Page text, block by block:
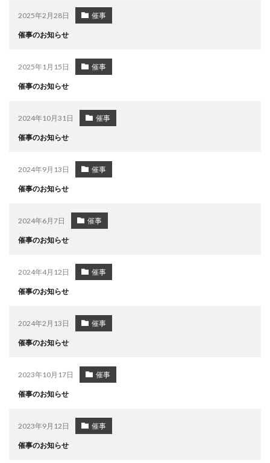
2025年2月28日 催事
催事のお知らせ
2025年1月15日 催事
催事のお知らせ
2024年10月31日 催事
催事のお知らせ
2024年9月13日 催事
催事のお知らせ
2024年6月7日 催事
催事のお知らせ
2024年4月12日 催事
催事のお知らせ
2024年2月13日 催事
催事のお知らせ
2023年10月17日 催事
催事のお知らせ
2023年9月12日 催事
催事のお知らせ